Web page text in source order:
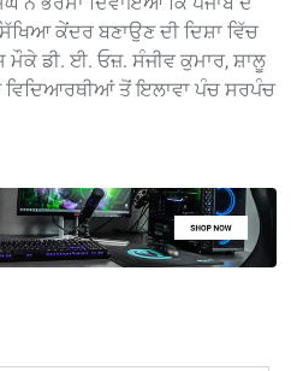
ਕੇਂਦਰ ਬਣਾਉਣ ਦੀ ਦਿਸ਼ਾ ਵਿੱਚ
ਮੌਕੇ ਡੀ. ਈ. ਓਜ਼. ਸੰਜੀਵ ਕੁਮਾਰ, ਸ਼ਾਲੂ
ਵਿਦਿਆਰਥੀਆਂ ਤੋਂ ਇਲਾਵਾ ਪੰਚ ਸਰਪੰਚ